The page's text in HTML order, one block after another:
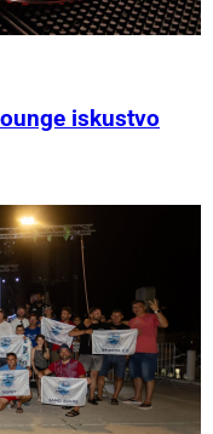
iskustvo